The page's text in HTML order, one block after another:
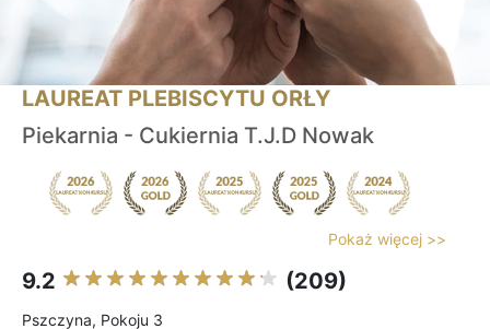
LAUREAT PLEBISCYTU ORŁY
Piekarnia - Cukiernia T.J.D Nowak
Pokaż więcej >>
9.2 (209)
Pszczyna, Pokoju 3